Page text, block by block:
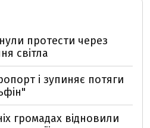
протести через
світла
і зупиняє потяги
громадах відновили